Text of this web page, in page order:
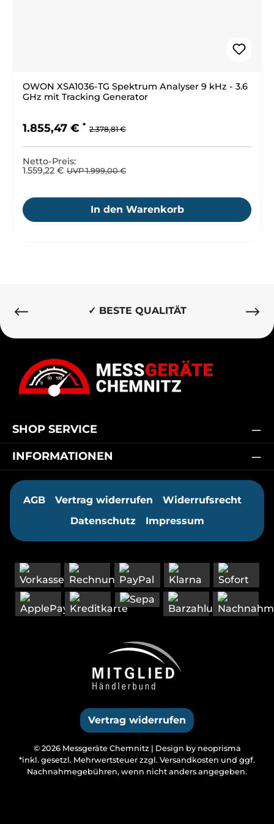
OWON XSA1036-TG Spektrum Analyser 9 kHz - 3.6
GHz mit Tracking Generator
Verkaufspreis:
1.855,47 € Regulärer Preis:
2.378,81 €
Netto-Preis:
1.559,22 € UVP 1.999,00 €
In den Warenkorb
✓ BESTE QUALITÄT
SHOP SERVICE
INFORMATIONEN
AGB Vertrag widerrufen
Widerrufsrecht
Datenschutz
Impressum
Vertrag widerrufen
© 2026 Messgeräte Chemnitz | Design by neoprisma
*inkl. gesetzl. Mehrwertsteuer zzgl. Versandkosten und ggf.
Nachnahmegebühren, wenn nicht anders angegeben.